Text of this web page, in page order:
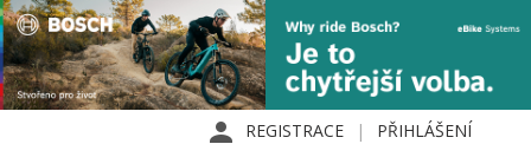
REGISTRACE PŘIHLÁŠENÍ